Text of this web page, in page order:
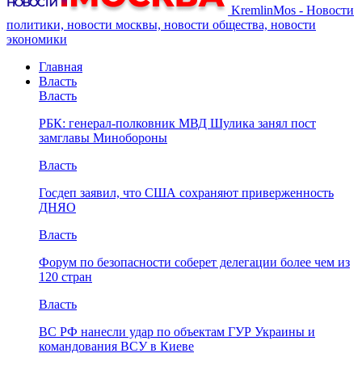
KremlinMos - Новости
политики, новости москвы, новости общества, новости
экономики
Главная
Власть
Власть
РБК: генерал-полковник МВД Шулика занял пост
замглавы Минобороны
Власть
Госдеп заявил, что США сохраняют приверженность
ДНЯО
Власть
Форум по безопасности соберет делегации более чем из
120 стран
Власть
ВС РФ нанесли удар по объектам ГУР Украины и
командования ВСУ в Киеве